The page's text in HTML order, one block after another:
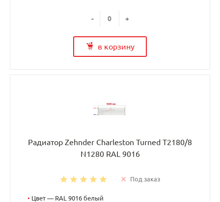
- +
в корзину
Радиатор Zehnder Charleston Turned T2180/8
N1280 RAL 9016
Под заказ
• Цвет — RAL 9016 белый